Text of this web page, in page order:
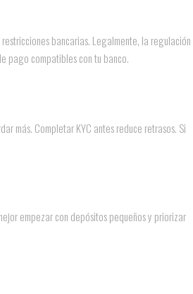
bancarias. Legalmente, la regulación
pago compatibles con tu banco.
más. Completar KYC antes reduce retrasos. Si
empezar con depósitos pequeños y priorizar